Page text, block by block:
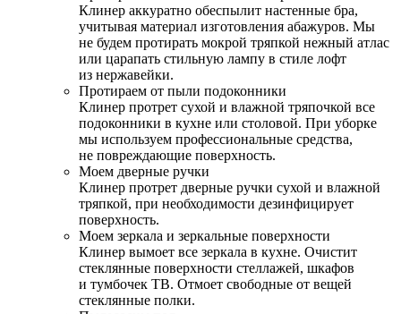
Клинер аккуратно обеспылит настенные бра,
учитывая материал изготовления абажуров. Мы
не будем протирать мокрой тряпкой нежный атлас
или царапать стильную лампу в стиле лофт
из нержавейки.
Протираем от пыли подоконники
Клинер протрет сухой и влажной тряпочкой все
подоконники в кухне или столовой. При уборке
мы используем профессиональные средства,
не повреждающие поверхность.
Моем дверные ручки
Клинер протрет дверные ручки сухой и влажной
тряпкой, при необходимости дезинфицирует
поверхность.
Моем зеркала и зеркальные поверхности
Клинер вымоет все зеркала в кухне. Очистит
стеклянные поверхности стеллажей, шкафов
и тумбочек ТВ. Отмоет свободные от вещей
стеклянные полки.